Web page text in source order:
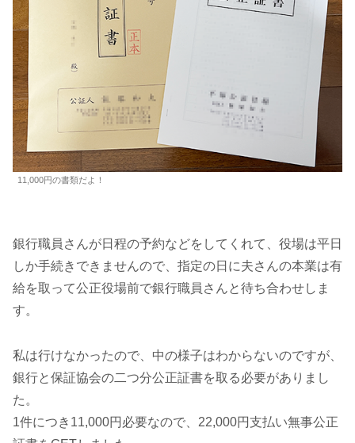
11,000円の書類だよ！
銀行職員さんが日程の予約などをしてくれて、役場は平日
しか手続きできませんので、指定の日に夫さんの本業は有
給を取って公正役場前で銀行職員さんと待ち合わせしま
す。
私は行けなかったので、中の様子はわからないのですが、
銀行と保証協会の二つ分公正証書を取る必要がありまし
た。
1件につき11,000円必要なので、22,000円支払い無事公正